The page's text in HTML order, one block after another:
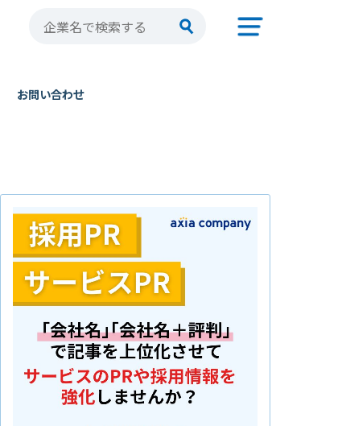
お問い合わせ